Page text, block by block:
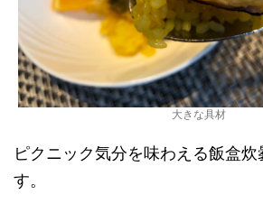
大きな具材
ピクニック気分を味わえる飯盒炊
す。